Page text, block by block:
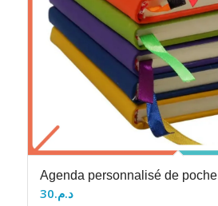
Agenda personnalisé de poche
د.م.30